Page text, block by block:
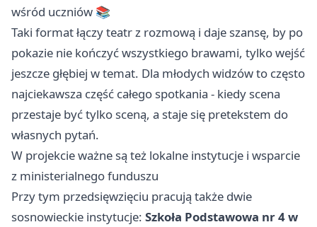
wśród uczniów 📚
Taki format łączy teatr z rozmową i daje szansę, by po
pokazie nie kończyć wszystkiego brawami, tylko wejść
jeszcze głębiej w temat. Dla młodych widzów to często
najciekawsza część całego spotkania - kiedy scena
przestaje być tylko sceną, a staje się pretekstem do
własnych pytań.
W projekcie ważne są też lokalne instytucje i wsparcie
z ministerialnego funduszu
Przy tym przedsięwzięciu pracują także dwie
sosnowieckie instytucje: Szkoła Podstawowa nr 4 w